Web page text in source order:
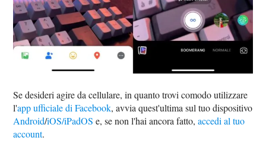
Se desideri agire da cellulare, in quanto trovi comodo utilizzare
l'app ufficiale di Facebook, avvia quest'ultima sul tuo dispositivo
Android/iOS/iPadOS e, se non l'hai ancora fatto,accedi al tuo
account.